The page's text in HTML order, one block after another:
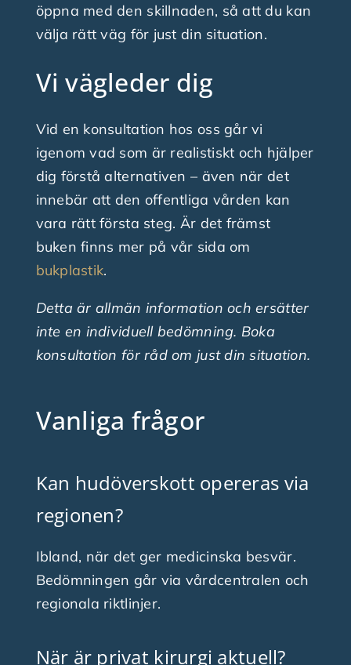
öppna med den skillnaden, så att du kan
välja rätt väg för just din situation.
Vi vägleder dig
Vid en konsultation hos oss går vi
igenom vad som är realistiskt och hjälper
dig förstå alternativen – även när det
innebär att den offentliga vården kan
vara rätt första steg. Är det främst
buken finns mer på vår sida om
bukplastik.
Detta är allmän information och ersätter
inte en individuell bedömning. Boka
konsultation för råd om just din situation.
Vanliga frågor
Kan hudöverskott opereras via
regionen?
Ibland, när det ger medicinska besvär.
Bedömningen går via vårdcentralen och
regionala riktlinjer.
När är privat kirurgi aktuell?